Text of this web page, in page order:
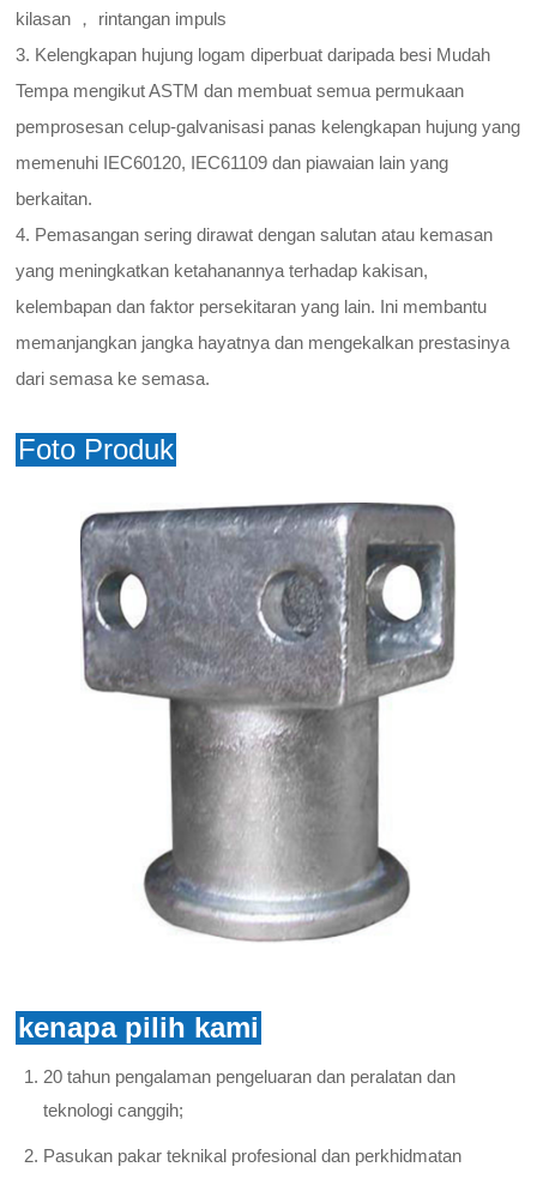
kilasan ， rintangan impuls
3. Kelengkapan hujung logam diperbuat daripada besi Mudah
Tempa mengikut ASTM dan membuat semua permukaan
pemprosesan celup-galvanisasi panas kelengkapan hujung yang
memenuhi IEC60120, IEC61109 dan piawaian lain yang
berkaitan.
4. Pemasangan sering dirawat dengan salutan atau kemasan
yang meningkatkan ketahanannya terhadap kakisan,
kelembapan dan faktor persekitaran yang lain. Ini membantu
memanjangkan jangka hayatnya dan mengekalkan prestasinya
dari semasa ke semasa.
Foto Produk
kenapa pilih kami
20 tahun pengalaman pengeluaran dan peralatan dan
teknologi canggih;
Pasukan pakar teknikal profesional dan perkhidmatan